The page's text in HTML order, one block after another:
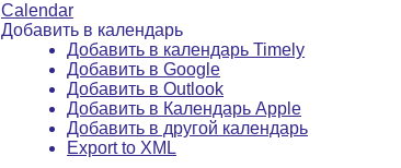
Calendar
Добавить в календарь
Добавить в календарь Timely
Добавить в Google
Добавить в Outlook
Добавить в Календарь Apple
Добавить в другой календарь
Export to XML